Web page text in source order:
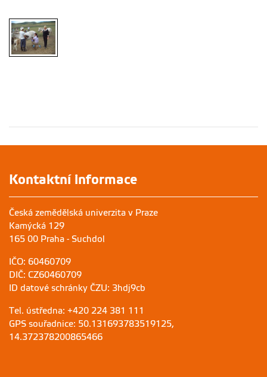
Kontaktní informace
Česká zemědělská univerzita v Praze
Kamýcká 129
165 00 Praha - Suchdol
IČO: 60460709
DIČ: CZ60460709
ID datové schránky ČZU: 3hdj9cb
Tel. ústředna: +420 224 381 111
GPS souřadnice: 50.131693783519125,
14.372378200865466